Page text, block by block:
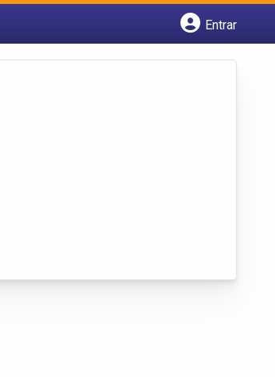
Entrar